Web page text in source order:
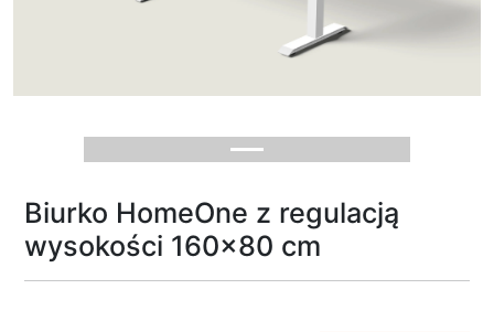
Biurko HomeOne z regulacją
wysokości 160x80 cm